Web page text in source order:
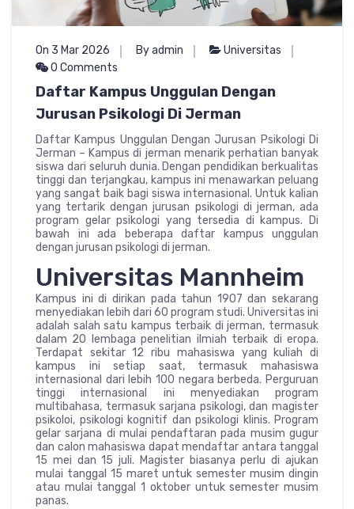
On 3 Mar 2026 By admin
Universitas
0 Comments
Daftar Kampus Unggulan Dengan
Jurusan Psikologi Di Jerman
Daftar Kampus Unggulan Dengan Jurusan Psikologi Di
Jerman – Kampus di jerman menarik perhatian banyak
siswa dari seluruh dunia. Dengan pendidikan berkualitas
tinggi dan terjangkau, kampus ini menawarkan peluang
yang sangat baik bagi siswa internasional. Untuk kalian
yang tertarik dengan jurusan psikologi di jerman, ada
program gelar psikologi yang tersedia di kampus. Di
bawah ini ada beberapa daftar kampus unggulan
dengan jurusan psikologi di jerman.
Universitas Mannheim
Kampus ini di dirikan pada tahun 1907 dan sekarang
menyediakan lebih dari 60 program studi. Universitas ini
adalah salah satu kampus terbaik di jerman, termasuk
dalam 20 lembaga penelitian ilmiah terbaik di eropa.
Terdapat sekitar 12 ribu mahasiswa yang kuliah di
kampus ini setiap saat, termasuk mahasiswa
internasional dari lebih 100 negara berbeda. Perguruan
tinggi internasional ini menyediakan program
multibahasa, termasuk sarjana psikologi, dan magister
psikoloi, psikologi kognitif dan psikologi klinis. Program
gelar sarjana di mulai pendaftaran pada musim gugur
dan calon mahasiswa dapat mendaftar antara tanggal
15 mei dan 15 juli. Magister biasanya perlu di ajukan
mulai tanggal 15 maret untuk semester musim dingin
atau mulai tanggal 1 oktober untuk semester musim
panas.